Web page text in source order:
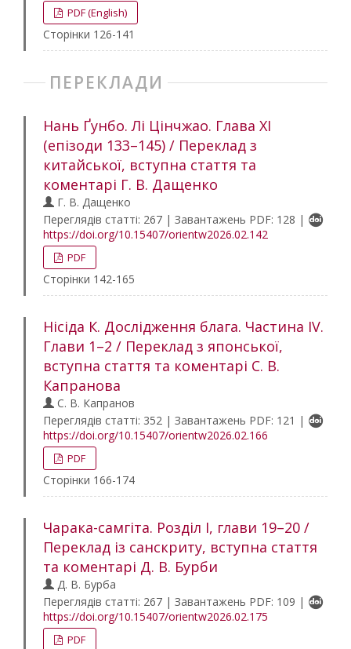
PDF (English)
Сторінки 126-141
ПЕРЕКЛАДИ
Нань Ґунбо. Лі Цінчжао. Глава ХІ
(епізоди 133–145) / Переклад з
китайської, вступна стаття та
коментарі Г. В. Дащенко
Г. В. Дащенко
Переглядів статті: 267 | Завантажень PDF: 128 |
https://doi.org/10.15407/orientw2026.02.142
PDF
Сторінки 142-165
Нісіда К. Дослідження блага. Частина ІV.
Глави 1–2 / Переклад з японської,
вступна стаття та коментарі С. В.
Капранова
С. В. Капранов
Переглядів статті: 352 | Завантажень PDF: 121 |
https://doi.org/10.15407/orientw2026.02.166
PDF
Сторінки 166-174
Чарака-самгіта. Розділ І, глави 19–20 /
Переклад із санскриту, вступна стаття
та коментарі Д. В. Бурби
Д. В. Бурба
Переглядів статті: 267 | Завантажень PDF: 109 |
https://doi.org/10.15407/orientw2026.02.175
PDF